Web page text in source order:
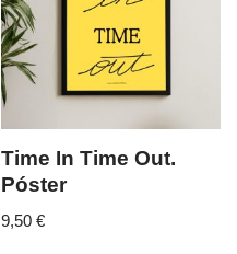
Time In Time Out.
Póster
9,50€